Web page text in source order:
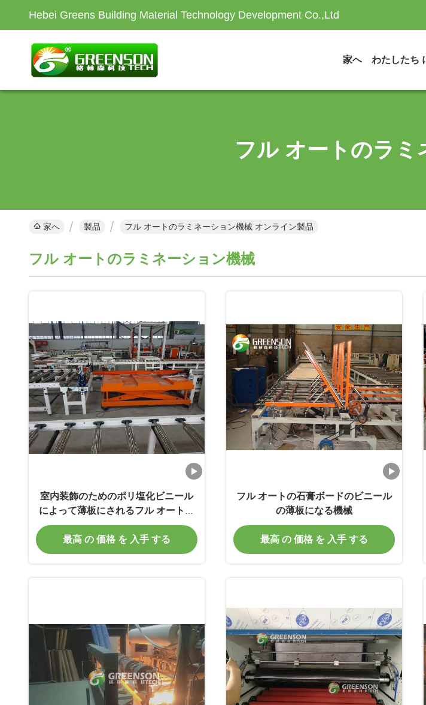
Hebei Greens Building Material Technology Development Co.,Ltd
家へ
フル オートのラミ
家へ 製品 フル オートのラミネーション機械 オンライン製品
フル オートのラミネーション機械
室内装飾のためのポリ塩化ビニール
によって薄板にされるフル オートの
ラミネーション機械
最高 の 価格 を 入手 する
フル オートの石膏ボードのビニール
の薄板になる機械
最高 の 価格 を 入手 する